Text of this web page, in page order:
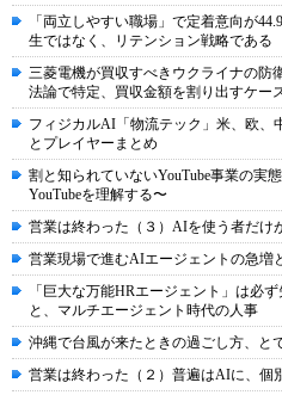
「両立しやすい職場」で定着意向が
生ではなく、リテンション戦略である
三菱電機が買収すべきウクライナの
法論で特定、買収金額を割り出すケー
フィジカルAI「物流テック」米、欧、
とプレイヤーまとめ
割と知られていないYouTube事業の実
YouTubeを理解する〜
営業は終わった（３）AIを使う者だけ
営業現場で進むAIエージェントの急増
「巨大な万能HRエージェント」は必
と、マルチエージェント時代の人事
沖縄で台風が来たときの過ごし方、と
営業は終わった（２）普遍はAIに、個